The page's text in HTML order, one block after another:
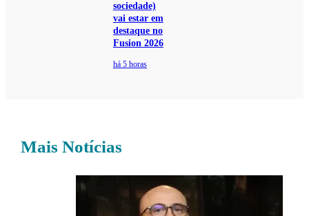
sociedade)
vai estar em
destaque no
Fusion 2026
há 5 horas
Mais Notícias